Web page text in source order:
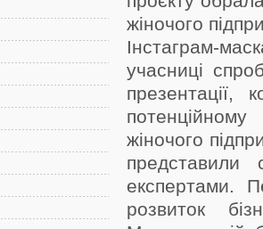
жіночого
Інстаграм-
учасниці
презентації,
жіночого
експертами.
розвиток